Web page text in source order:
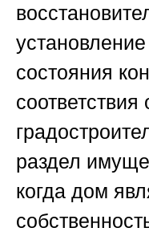
состояния
соответствия
раздел
когда дом